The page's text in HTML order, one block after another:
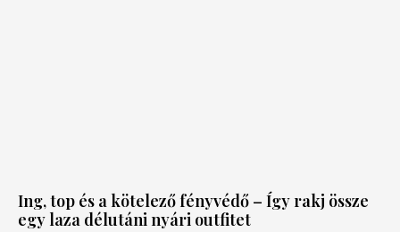
Ing, top és a kötelező fényvédő – Így rakj össze
egy laza délutáni nyári outfitet